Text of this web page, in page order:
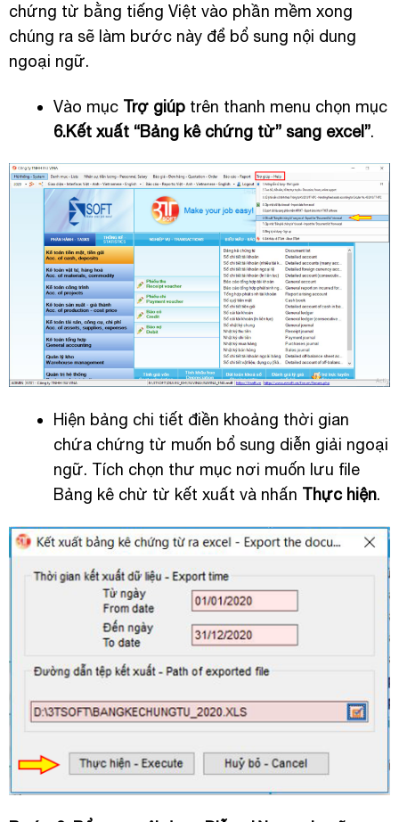
chứng từ bằng tiếng Việt vào phần mềm xong
chúng ra sẽ làm bước này để bổ sung nội dung
ngoại ngữ.
Vào mục Trợ giúptrên thanh menu chọn mục
6.Kết xuất “Bảng kê chứng từ” sang excel”.
Hiện bảng chi tiết điền khoảng thời gian
chứa chứng từ muốn bổ sung diễn giải ngoại
ngữ. Tích chọn thư mục nơi muốn lưu file
Bảng kê chừ từ kết xuất và nhấn Thực hiện.